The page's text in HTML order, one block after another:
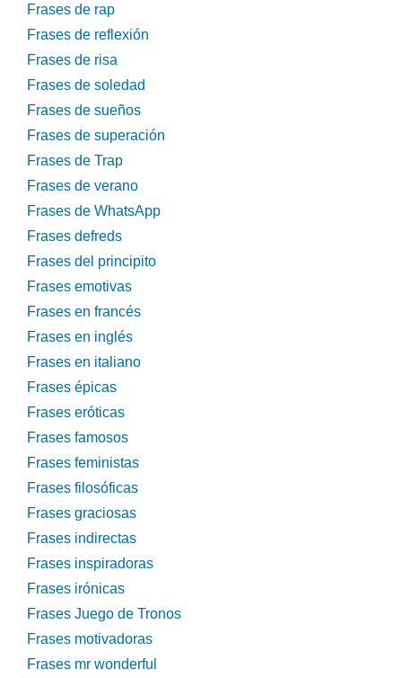
Frases de rap
Frases de reflexión
Frases de risa
Frases de soledad
Frases de sueños
Frases de superación
Frases de Trap
Frases de verano
Frases de WhatsApp
Frases defreds
Frases del principito
Frases emotivas
Frases en francés
Frases en inglés
Frases en italiano
Frases épicas
Frases eróticas
Frases famosos
Frases feministas
Frases filosóficas
Frases graciosas
Frases indirectas
Frases inspiradoras
Frases irónicas
Frases Juego de Tronos
Frases motivadoras
Frases mr wonderful